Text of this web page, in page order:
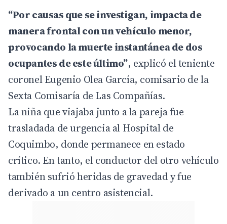
“Por causas que se investigan, impacta de
manera frontal con un vehículo menor,
provocando la muerte instantánea de dos
ocupantes de este último”, explicó el teniente
coronel Eugenio Olea García, comisario de la
Sexta Comisaría de Las Compañías.
La niña que viajaba junto a la pareja fue
trasladada de urgencia al Hospital de
Coquimbo, donde permanece en estado
crítico. En tanto, el conductor del otro vehículo
también sufrió heridas de gravedad y fue
derivado a un centro asistencial.